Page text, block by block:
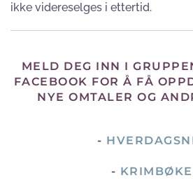
ikke videreselges i ettertid.
MELD DEG INN I
FACEBOOK FOR Å FÅ
NYE OMTALER OG
-
-